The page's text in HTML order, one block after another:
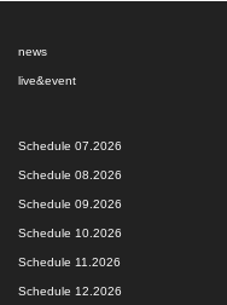
news
live&event
Schedule 07.2026
Schedule 08.2026
Schedule 09.2026
Schedule 10.2026
Schedule 11.2026
Schedule 12.2026